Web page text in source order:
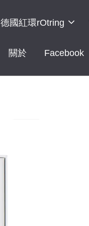
德國紅環rOtring
關於 Facebook